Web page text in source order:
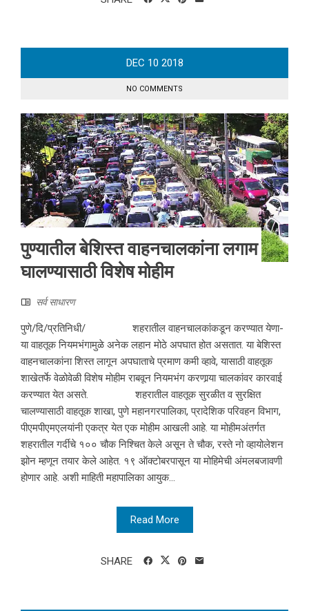
DEC 10 2018
NO COMMENTS
पुण्यातील बेशिस्त वाहनचालकांना लगाम
घालण्यासाठी विशेष मोहीम
सर्व साधारण
पुणे/दि/प्रतिनिधी/ शहरातील वाहनचालकांकडून करण्यात येणा-
या वाहतूक नियमभंगामुळे अनेक लहान मोठे अपघात होत असतात. या बेशिस्त
वाहनचालकांना शिस्त लागून अपघाताचे प्रमाण कमी व्हावे, यासाठी वाहतूक
शाखेतर्फे वेळोवेळी विशेष मोहीम राबवून नियमभंग करणार्‍या चालकांवर कारवाई
करण्यात येत असते. शहरातील वाहतूक सुरळीत व सुरक्षित
चालण्यासाठी वाहतूक शाखा, पुणे महानगरपालिका, प्रादेशिक परिवहन विभाग,
पीएमपीएमएलयांनी एकत्र येत एक मोहीम आखली आहे. या मोहीमअंतर्गत
शहरातील गर्दीचे १०० चौक निश्चित केले असून ते चौक, रस्ते नो व्हायोलेशन
झोन म्हणून तयार केले आहेत. १९ ऑक्टोबरपासून या मोहिमेची अंमलबजावणी
होणार आहे. अशी माहिती महापालिका आयुक...
Read More
SHARE